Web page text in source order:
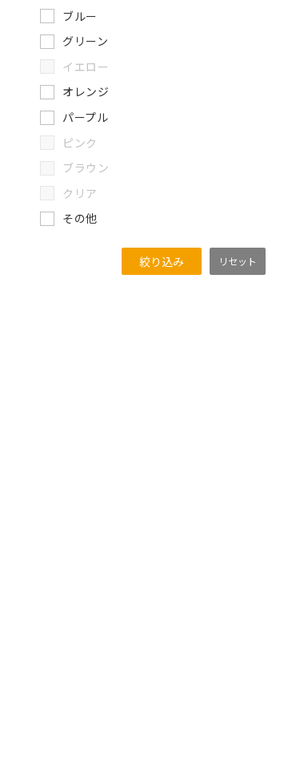
ブルー
グリーン
イエロー
オレンジ
パープル
ピンク
ブラウン
クリア
その他
絞り込み リセット